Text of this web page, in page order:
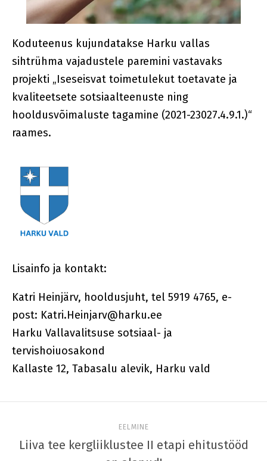
Koduteenus kujundatakse Harku vallas
sihtrühma vajadustele paremini vastavaks
projekti „Iseseisvat toimetulekut toetavate ja
kvaliteetsete sotsiaalteenuste ning
hooldusvõimaluste tagamine (2021-23027.4.9.1.)“
raames.
Lisainfo ja kontakt:
Katri Heinjärv, hooldusjuht, tel 5919 4765, e-
post: Katri.Heinjarv@harku.ee
Harku Vallavalitsuse sotsiaal- ja
tervishoiuosakond
Kallaste 12, Tabasalu alevik, Harku vald
EELMINE
Liiva tee kergliiklustee II etapi ehitustööd